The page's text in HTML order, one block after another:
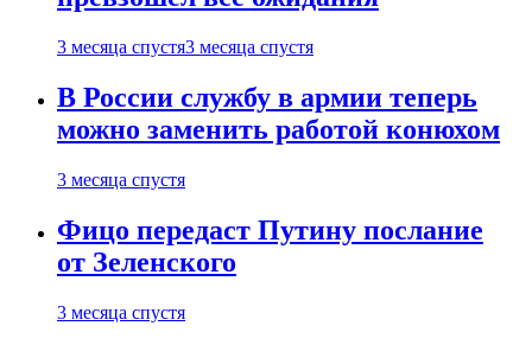
3 месяца спустя3 месяца спустя
В России службу в армии теперь
можно заменить работой конюхом
3 месяца спустя
Фицо передаст Путину послание
от Зеленского
3 месяца спустя